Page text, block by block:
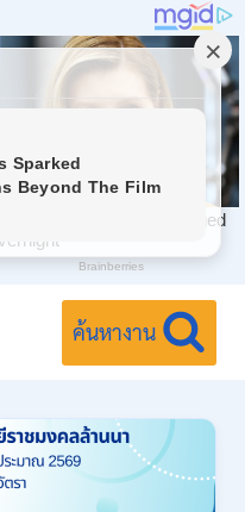
ค้นหางาน